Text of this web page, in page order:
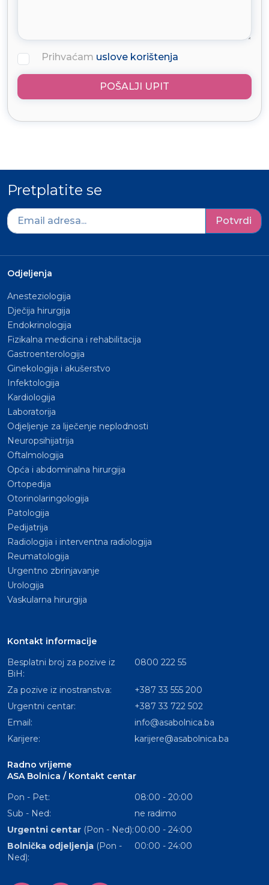
Prihvaćam uslove korištenja
POŠALJI UPIT
Pretplatite se
Potvrdi
Odjeljenja
Anesteziologija
Dječija hirurgija
Endokrinologija
Fizikalna medicina i rehabilitacija
Gastroenterologija
Ginekologija i akušerstvo
Infektologija
Kardiologija
Laboratorija
Odjeljenje za liječenje neplodnosti
Neuropsihijatrija
Oftalmologija
Opća i abdominalna hirurgija
Ortopedija
Otorinolaringologija
Patologija
Pedijatrija
Radiologija i interventna radiologija
Reumatologija
Urgentno zbrinjavanje
Urologija
Vaskularna hirurgija
Kontakt informacije
Besplatni broj za pozive iz
BiH:
0800 222 55
Za pozive iz inostranstva:
+387 33 555 200
Urgentni centar:
+387 33 722 502
Email:
info@asabolnica.ba
Karijere:
karijere@asabolnica.ba
Radno vrijeme
ASA Bolnica / Kontakt centar
Pon - Pet:
08:00 - 20:00
Sub - Ned:
ne radimo
Urgentni centar (Pon - Ned):00:00 - 24:00
Bolnička odjeljenja (Pon -
Ned):
00:00 - 24:00